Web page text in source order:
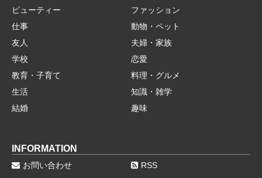
ビューティー
ファッション
仕事
動物・ペット
友人
夫婦・家族
学校
恋愛
教育・子育て
料理・グルメ
生活
知識・雑学
結婚
趣味
INFORMATION
お問い合わせ RSS